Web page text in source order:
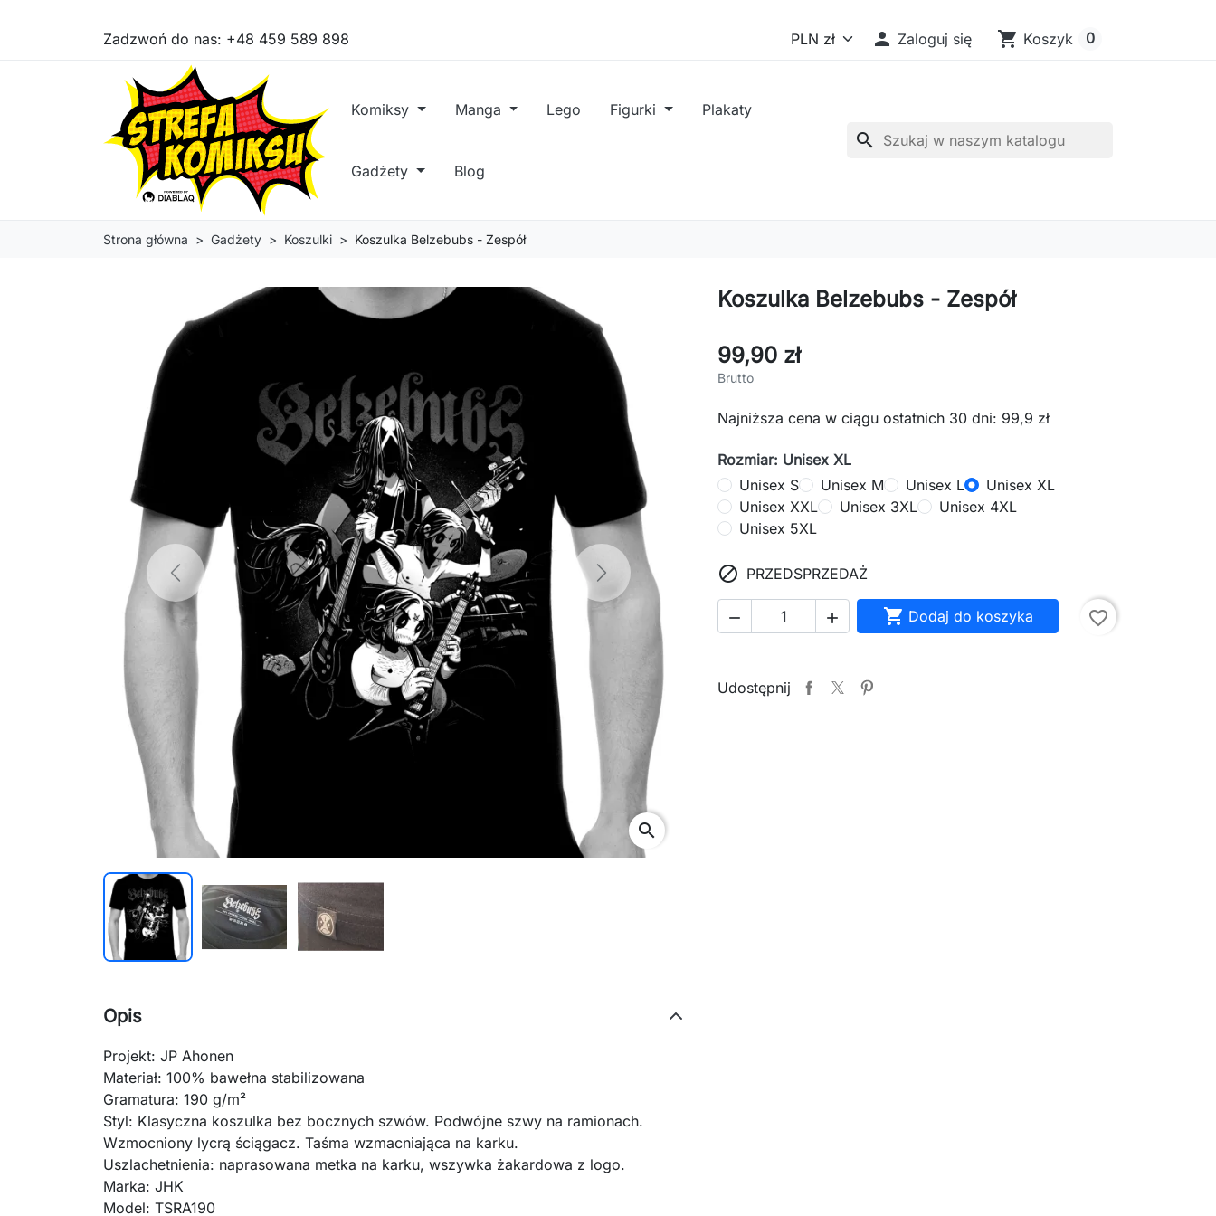
Zadzwoń do nas: +48 459 589 898  Zaloguj się shopping_cart Koszyk 0
Komiksy Manga Lego Figurki Plakaty
Gadżety Blog
search
Strona główna Gadżety Koszulki Koszulka Belzebubs - Zespół
Previous Next
search
Koszulka Belzebubs - Zespół
99,90 zł
Brutto
Najniższa cena w ciągu ostatnich 30 dni: 99,9 zł
Rozmiar: Unisex XL
Unisex S
Unisex M Unisex L
Unisex XL
Unisex XXL
Unisex 3XL
Unisex 4XL
Unisex 5XL
 PRZEDSPRZEDAŻ
   Dodaj do koszyka favorite_border
Udostępnij
Opis
Projekt: JP Ahonen
Materiał: 100% bawełna stabilizowana
Gramatura: 190 g/m²
Styl: Klasyczna koszulka bez bocznych szwów. Podwójne szwy na ramionach.
Wzmocniony lycrą ściągacz. Taśma wzmacniająca na karku.
Uszlachetnienia: naprasowana metka na karku, wszywka żakardowa z logo.
Marka: JHK
Model: TSRA190